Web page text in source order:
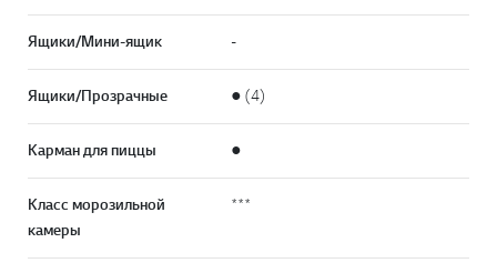
Ящики/Мини-ящик -
Ящики/Прозрачные ● (4)
Карман для пиццы ●
Класс морозильной
камеры
***